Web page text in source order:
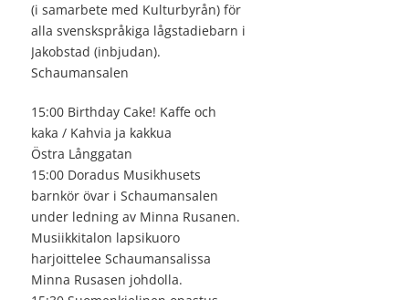
(i samarbete med Kulturbyrån) för
alla svenskspråkiga lågstadiebarn i
Jakobstad (inbjudan).
Schaumansalen
15:00 Birthday Cake! Kaffe och
kaka / Kahvia ja kakkua
Östra Långgatan
15:00 Doradus Musikhusets
barnkör övar i Schaumansalen
under ledning av Minna Rusanen.
Musiikkitalon lapsikuoro
harjoittelee Schaumansalissa
Minna Rusasen johdolla.